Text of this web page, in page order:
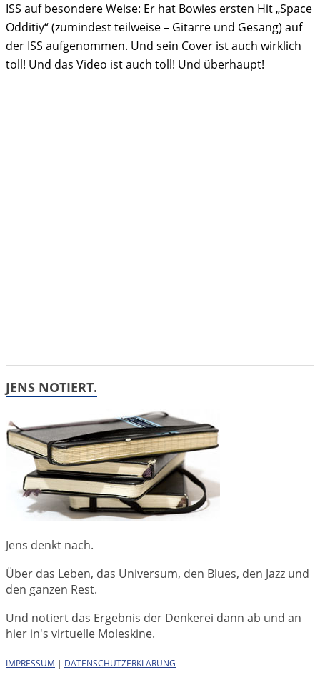
ISS auf besondere Weise: Er hat Bowies ersten Hit „Space
Odditiy“ (zumindest teilweise – Gitarre und Gesang) auf
der ISS aufgenommen. Und sein Cover ist auch wirklich
toll! Und das Video ist auch toll! Und überhaupt!
JENS NOTIERT.
Jens denkt nach.
Über das Leben, das Universum, den Blues, den Jazz und
den ganzen Rest.
Und notiert das Ergebnis der Denkerei dann ab und an
hier in's virtuelle Moleskine.
IMPRESSUM | DATENSCHUTZERKLÄRUNG